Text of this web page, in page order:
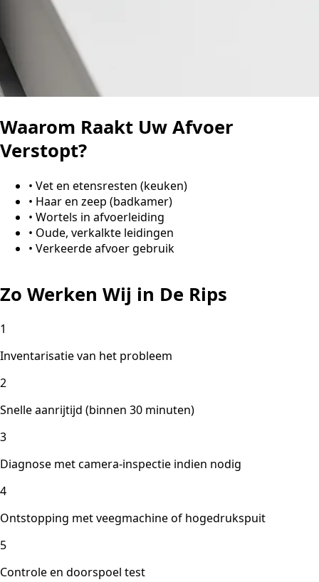
Waarom Raakt Uw Afvoer
Verstopt?
• Vet en etensresten (keuken)
• Haar en zeep (badkamer)
• Wortels in afvoerleiding
• Oude, verkalkte leidingen
• Verkeerde afvoer gebruik
Zo Werken Wij in De Rips
1
Inventarisatie van het probleem
2
Snelle aanrijtijd (binnen 30 minuten)
3
Diagnose met camera-inspectie indien nodig
4
Ontstopping met veegmachine of hogedrukspuit
5
Controle en doorspoel test